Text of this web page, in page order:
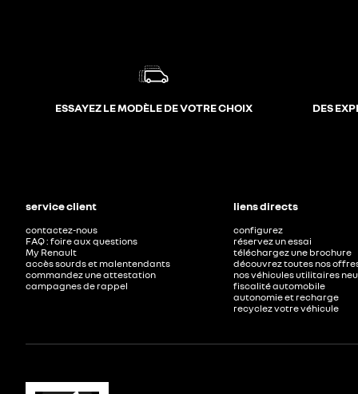
ESSAYEZ LE MODÈLE DE VOTRE CHOIX DES
service client
contactez-nous
FAQ : foire aux questions
My Renault
accès sourds et malentendants
commandez une attestation
campagnes de rappel
liens directs
configurez
réservez un essai
téléchargez une brochure
découvrez toutes nos
nos véhicules utilitaires
fiscalité automobile
autonomie et recharge
recyclez votre véhicule